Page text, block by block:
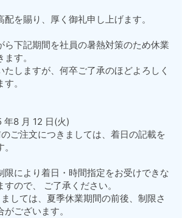
を賜り、厚く御礼申し上げます。
ら下記期間を社員の暑熱対策のため休業
す。
たしますが、何卒ご了承のほどよろしく
。
年8 月 12 日(火)
ご注文につきましては、着日の記載を
限により着日・時間指定をお受けできな
ので、 ご了承ください。
しては、夏季休業期間の前後、制限さ
ございます。